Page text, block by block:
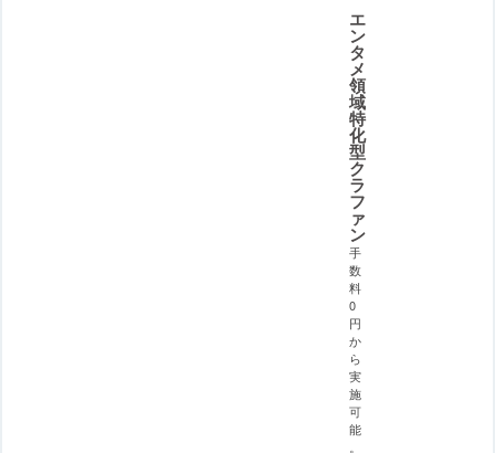
エ
ン
タ
メ
領
域
特
化
型
ク
ラ
フ
ァ
ン
手
数
料
0
円
か
ら
実
施
可
能